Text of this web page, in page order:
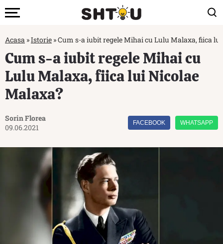
Acasa »Istorie »Cum s-a iubit regele Mihai cu Lulu Malaxa, fiica
Cum s-a iubit regele Mihai cu
Lulu Malaxa, fiica lui Nicolae
Malaxa?
Sorin Florea
09.06.2021
FACEBOOK WHATSAPP